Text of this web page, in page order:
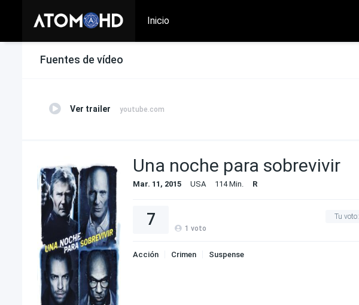
Inicio
Fuentes de vídeo
Ver trailer youtube.com
Una noche para sobrevivir
Mar. 11, 2015 USA 114 Min. R
Tu voto:
7 1 voto
Acción Crimen Suspense